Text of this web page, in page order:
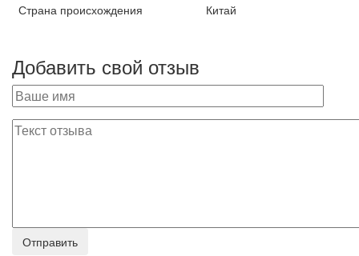
Страна происхождения
Китай
Добавить свой отзыв